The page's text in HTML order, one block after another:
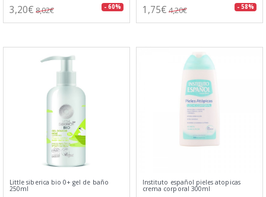
3,20€ 8,02€ - 60% 1,75€ 4,20€ - 58%
Little siberica bio 0+ gel de baño
250ml
Instituto español pieles atopicas
crema corporal 300ml